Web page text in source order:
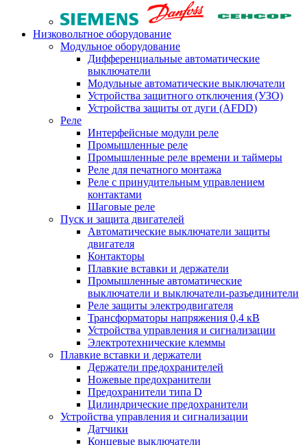
Низковольтное оборудование
Модульное оборудование
Дифференциальные автоматические
выключатели
Модульные автоматические выключатели
Устройства защитного отключения (УЗО)
Устройства защиты от дуги (AFDD)
Реле
Интерфейсные модули реле
Промышленные реле
Промышленные реле времени и таймеры
Реле для печатного монтажа
Реле с принудительным управлением
контактами
Шаговые реле
Пуск и защита двигателей
Автоматические выключатели защиты
двигателя
Контакторы
Плавкие вставки и держатели
Промышленные автоматические
выключатели и выключатели-разъединители
Реле защиты электродвигателя
Трансформаторы напряжения 0,4 кВ
Устройства управления и сигнализации
Электротехнические клеммы
Плавкие вставки и держатели
Держатели предохранителей
Ножевые предохранители
Предохранители типа D
Цилиндрические предохранители
Устройства управления и сигнализации
Датчики
Концевые выключатели